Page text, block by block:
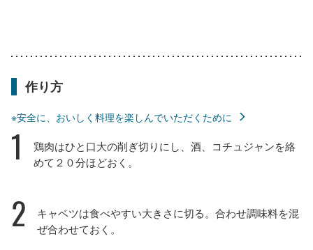
作り方
※安全に、おいしく料理を楽しんでいただくために
1
鶏肉はひと口大の削ぎ切りにし、酒、コチュジャンを絡
めて２０分ほどおく。
2
キャベツは食べやすい大きさに切る。合わせ調味料を混
ぜ合わせておく。